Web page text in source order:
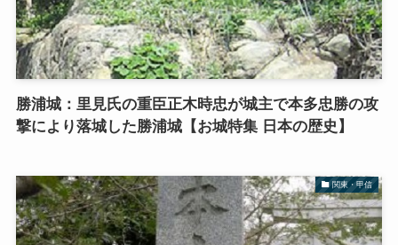
勝浦城：里見氏の重臣正木時忠が城主で本多忠勝の攻
撃により落城した勝浦城【お城特集 日本の歴史】
関東・甲信